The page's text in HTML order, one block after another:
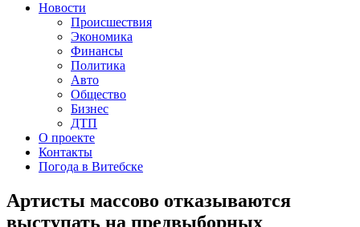
Новости
Происшествия
Экономика
Финансы
Политика
Авто
Общество
Бизнес
ДТП
О проекте
Контакты
Погода в Витебске
Артисты массово отказываются
выступать на предвыборных